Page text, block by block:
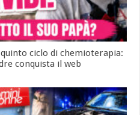
ciclo di chemioterapia:
conquista il web